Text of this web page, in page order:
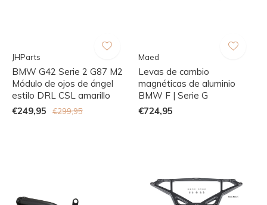
JHParts
BMW G42 Serie 2 G87 M2
Módulo de ojos de ángel
estilo DRL CSL amarillo
€249,95
€299,95
Maed
Levas de cambio
magnéticas de aluminio
BMW F | Serie G
€724,95